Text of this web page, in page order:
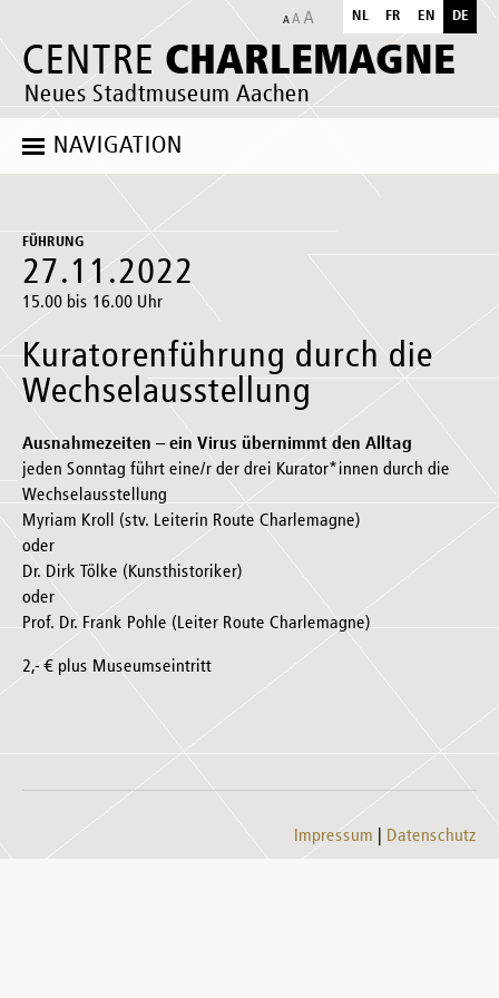
CENTRE CHARLEMAGNE
Neues Stadtmuseum Aachen
NL FR EN DE
NAVIGATION
FÜHRUNG
27.11.2022
15.00 bis 16.00 Uhr
Kuratorenführung durch die
Wechselausstellung
Ausnahmezeiten – ein Virus übernimmt den Alltag
jeden Sonntag führt eine/r der drei Kurator*innen durch die
Wechselausstellung
Myriam Kroll (stv. Leiterin Route Charlemagne)
oder
Dr. Dirk Tölke (Kunsthistoriker)
oder
Prof. Dr. Frank Pohle (Leiter Route Charlemagne)
2,- € plus Museumseintritt
Impressum Datenschutz